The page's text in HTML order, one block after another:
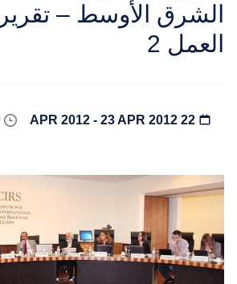
الشرق الأوسط –
العمل 2